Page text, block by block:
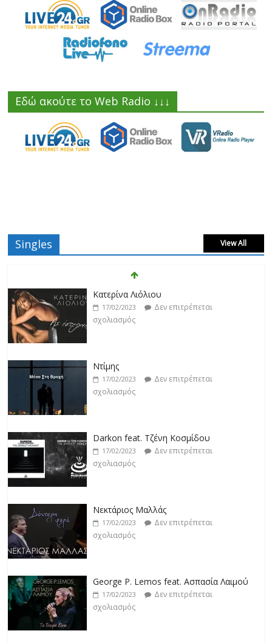
Εδώ ακούτε το Web Radio ↓↓↓
Singles View All
Κατερίνα Λιόλιου
17/02/2023
Δεν επιτρέπεται
σχολιασμός
Ντίμης
17/02/2023
Δεν επιτρέπεται
σχολιασμός
Darkon feat. Τζένη Κοσμίδου
17/02/2023
Δεν επιτρέπεται
σχολιασμός
Νεκτάριος Μαλλάς
17/02/2023
Δεν επιτρέπεται
σχολιασμός
George P. Lemos feat. Ασπασία Λαιμού
17/02/2023
Δεν επιτρέπεται
σχολιασμός